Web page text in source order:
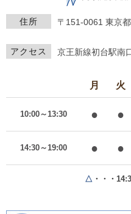
住所 〒151-0061 東京
アクセス 京王新線初台駅南
月 火
10:00～13:30 ● ●
14:30～19:00 ● ●
△ ・・・